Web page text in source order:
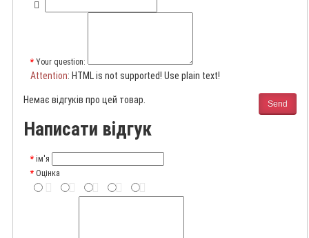
Your question:
Attention: HTML is not supported! Use plain text!
Send
Немає відгуків про цей товар.
Написати відгук
ім'я
Оцінка